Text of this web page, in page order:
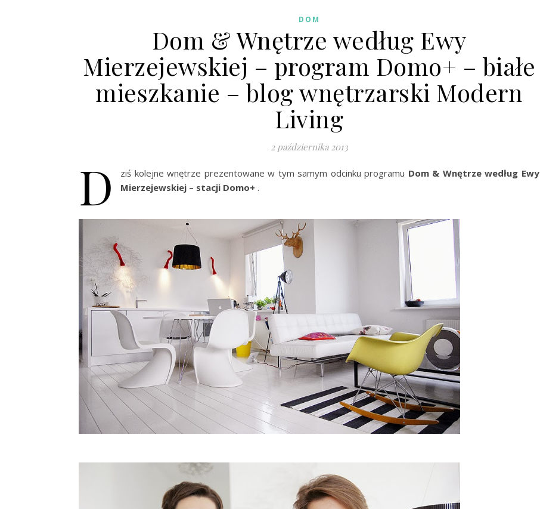
DOM
Dom & Wnętrze według Ewy
Mierzejewskiej – program Domo+ – białe
mieszkanie – blog wnętrzarski Modern
Living
2 października 2013
D ziś kolejne wnętrze prezentowane w tym samym odcinku programu Dom & Wnętrze według Ewy
Mierzejewskiej – stacji Domo+ .